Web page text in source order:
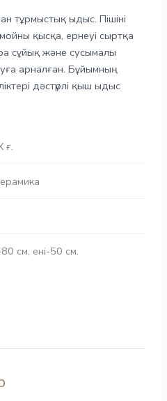
тұрмыстық ыдыс. Пішіні
мойны қысқа, ернеуі сыртқа
сұйық және сусымалы
арналған. Бұйымның
дәстүрлі қыш ыдыс
ғ.
80 см, ені-50 см.